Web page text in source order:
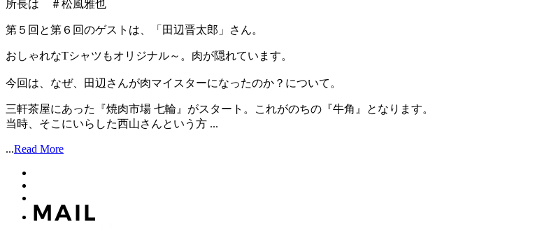
所長は ＃松風雅也
第５回と第６回のゲストは、「田辺晋太郎」さん。
おしゃれなTシャツもオリジナル～。肉が隠れています。
今回は、なぜ、田辺さんが肉マイスターになったのか？について。
三軒茶屋にあった『焼肉市場 七輪』がスタート。これがのちの『牛角』となります。
当時、そこにいらした西山さんという方 ...
...Read More